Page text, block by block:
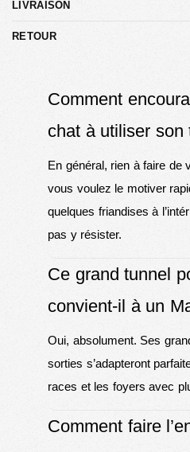
LIVRAISON
RETOUR
Comment
chat à utiliser son
En général, rien à faire de
vous voulez le motiver
quelques friandises à
pas y résister.
Ce grand tunnel
convient-il à un
Oui, absolument. Ses
sorties s’adapteront
races et les foyers avec
Comment faire